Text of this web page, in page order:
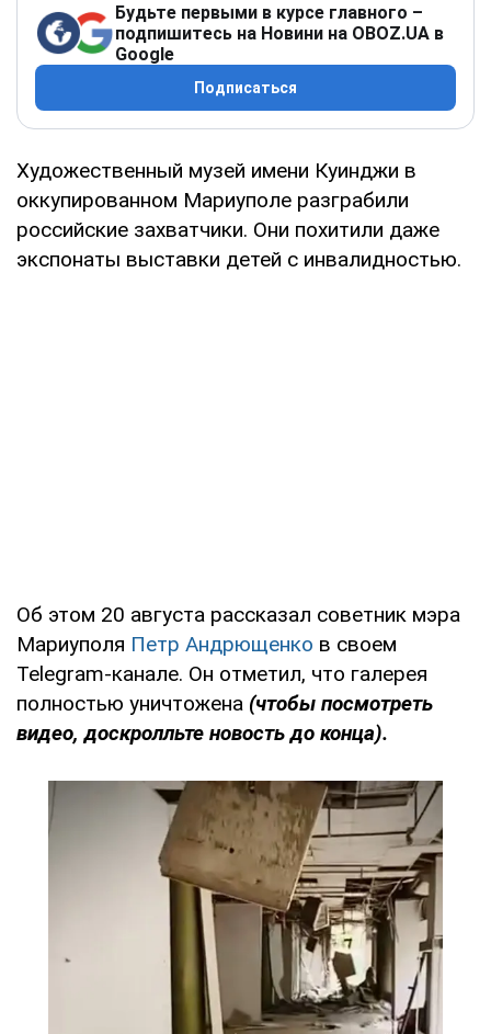
Будьте первыми в курсе главного –
подпишитесь на Новини на OBOZ.UA в
Google
Подписаться
Художественный музей имени Куинджи в
оккупированном Мариуполе разграбили
российские захватчики. Они похитили даже
экспонаты выставки детей с инвалидностью.
Об этом 20 августа рассказал советник мэра
Мариуполя Петр Андрющенко в своем
Telegram-канале. Он отметил, что галерея
полностью уничтожена (чтобы посмотреть
видео, доскролльте новость до конца).